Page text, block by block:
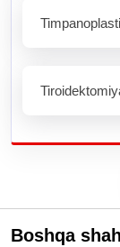
Boshqa